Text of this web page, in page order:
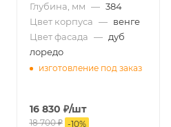
Глубина, мм — 384
Цвет корпуса — венге
Цвет фасада — дуб
лоредо
изготовление под заказ
16 830 ₽/шт
18 700₽ -10%